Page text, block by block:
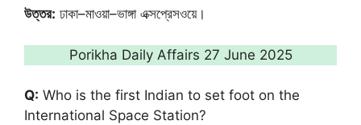
উত্তর: ঢাকা–মাওয়া–ভাঙ্গা এক্সপ্রেসওয়ে।
Porikha Daily Affairs 27 June 2025
Q: Who is the first Indian to set foot on the
International Space Station?